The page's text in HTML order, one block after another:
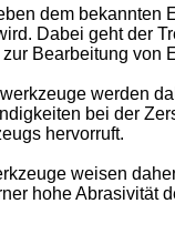
dem
Dabei geht der
Bearbeitung von
werden
bei der
hervorruft.
weisen
hohe